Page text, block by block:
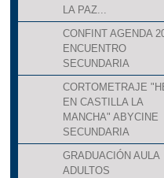
LA PAZ...
CONFINT AGENDA
ENCUENTRO
SECUNDARIA
CORTOMETRAJE
EN CASTILLA LA
MANCHA" ABYCINE
SECUNDARIA
GRADUACIÓN AULA
ADULTOS